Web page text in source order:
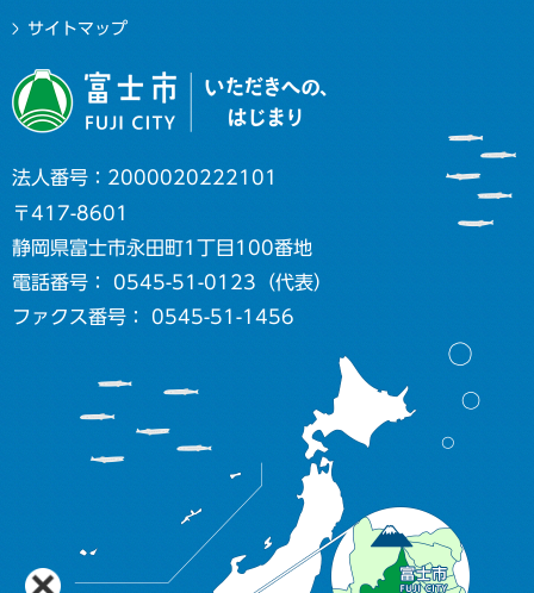
サイトマップ
法人番号：2000020222101
〒417-8601
静岡県富士市永田町1丁目100番地
電話番号： 0545-51-0123（代表）
ファクス番号： 0545-51-1456